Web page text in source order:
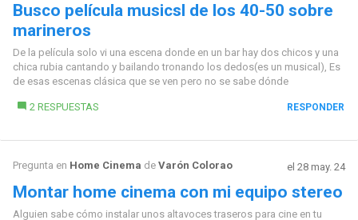
Busco película musicsl de los 40-50 sobre
marineros
De la película solo vi una escena donde en un bar hay dos chicos y una
chica rubia cantando y bailando tronando los dedos(es un musical), Es
de esas escenas clásica que se ven pero no se sabe dónde
2 RESPUESTAS RESPONDER
Pregunta en Home Cinema de Varón Colorao el 28 may. 24
Montar home cinema con mi equipo stereo
Alguien sabe cómo instalar unos altavoces traseros para cine en tu